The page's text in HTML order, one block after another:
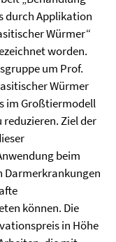
durch Applikation
Würmer“
worden.
um Prof.
Würmer
im Großtiermodell
Ziel der
beim
Darmerkrankungen
können. Die
in Höhe